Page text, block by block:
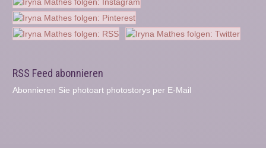
RSS Feed abonnieren
Abonnieren Sie photoart photostorys per E-Mail